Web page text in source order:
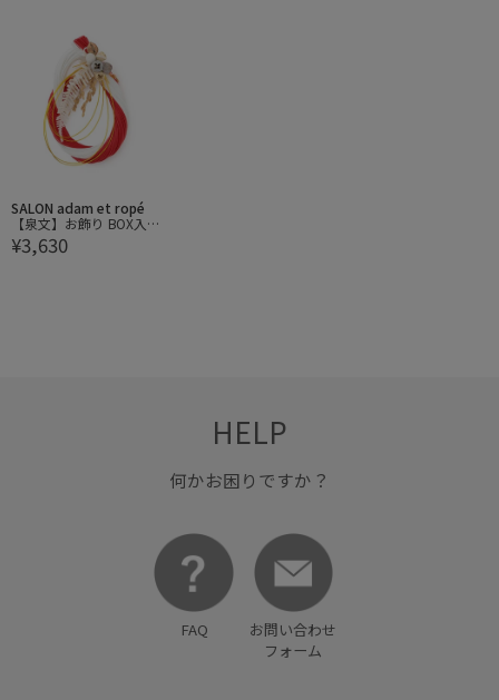
SALON adam et ropé
【泉文】お飾り BOX入り
小
¥3,630
HELP
何かお困りですか？
FAQ
お問い合わせ
フォーム